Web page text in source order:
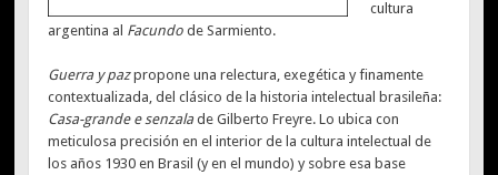
cultura
argentina al Facundo de Sarmiento.
Guerra y pazpropone una relectura, exegética y finamente
contextualizada, del clásico de la historia intelectual brasileña:
Casa-grande e senzala de Gilberto Freyre. Lo ubica con
meticulosa precisión en el interior de la cultura intelectual de
los años 1930 en Brasil (y en el mundo) y sobre esa base